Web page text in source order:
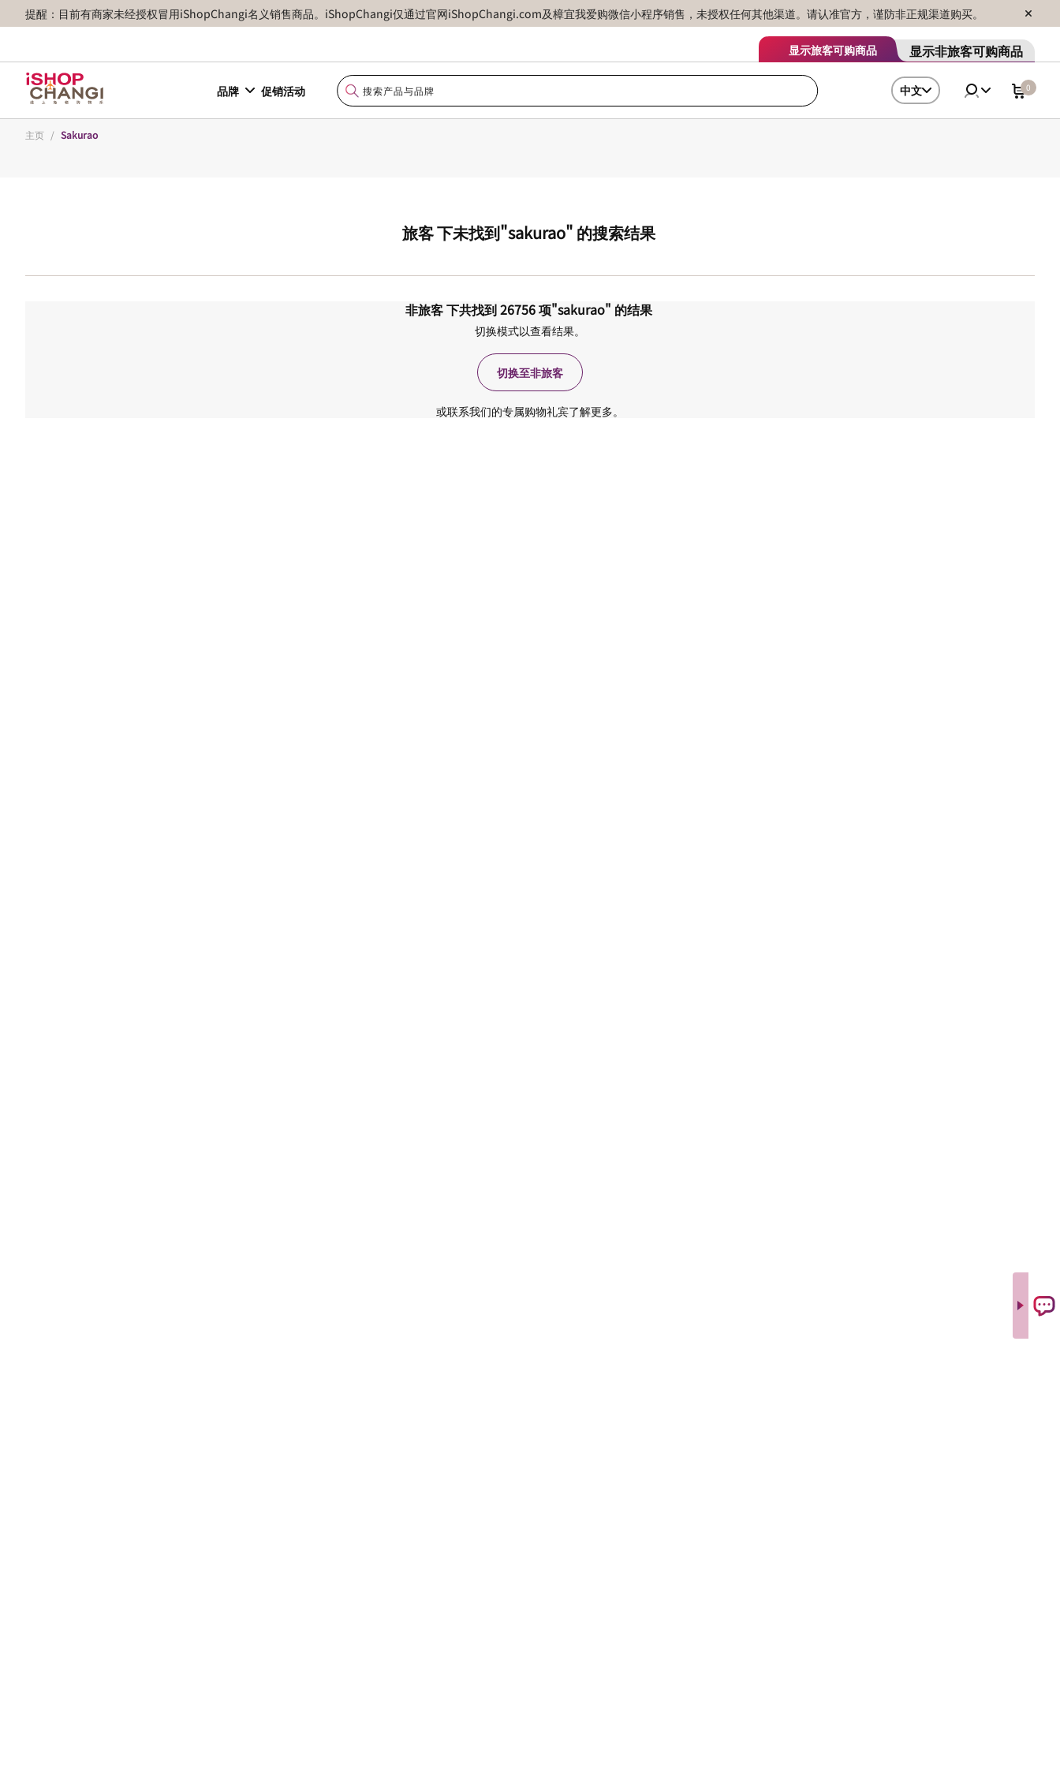
提醒：目前有商家未经授权冒用iShopChangi名义销售商品。iShopChangi仅通过官网iShopChangi.com及樟宜我爱购微信小程序销售，未授权任何其他渠道。请认准官方，谨防非正规渠道购买。
显示旅客可购商品 显示非旅客可购商品
品牌 促销活动 中文 0
主页 / Sakurao
旅客下未找到"sakurao" 的搜索结果
非旅客下共找到26756项"sakurao" 的结果
切换模式以查看结果。
切换至非旅客
或联系我们的专属购物礼宾了解更多。